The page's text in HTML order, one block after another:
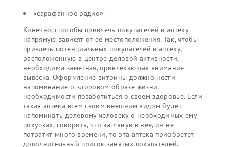
«сарафанное радио».
Конечно, способы привлечь покупателей в аптеку
напрямую зависят от ее местоположения. Так, чтобы
привлечь потенциальных покупателей в аптеку,
расположенную в центре деловой активности,
необходима заметная, привлекающая внимание
вывеска. Оформление витрины должно нести
напоминание о здоровом образе жизни,
необходимости позаботиться о своем здоровье. Если
такая аптека всем своим внешним видом будет
напоминать деловому человеку о необходимых ему
покупках, говорить, что заглянув в нее, он не
потратит много времени, то эта аптека приобретет
дополнительный приток занятых покупателей.